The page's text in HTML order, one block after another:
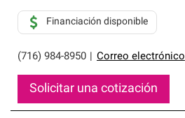
(716) 984-8950 Correo electrónico
Financiación disponible
Solicitar una cotización